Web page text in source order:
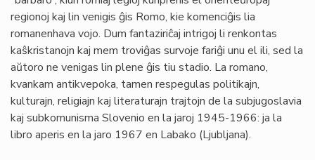
regionoj kaj lin venigis ĝis Romo, kie komenciĝis lia
romanenhava vojo. Dum fantaziriĉaj intrigoj li renkontas
kaŝkristanojn kaj mem troviĝas survoje fariĝi unu el ili, sed la
aŭtoro ne venigas lin plene ĝis tiu stadio. La romano,
kvankam antikvepoka, tamen respegulas politikajn,
kulturajn, religiajn kaj literaturajn trajtojn de la subjugoslavia
kaj subkomunisma Slovenio en la jaroj 1945-1966: ja la
libro aperis en la jaro 1967 en Labako (Ljubljana).